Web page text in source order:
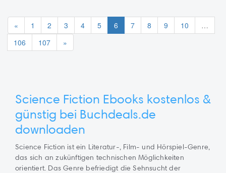
« 1 2 3 4 5 6 7 8 9 10
…
106
107 »
Science Fiction Ebooks kostenlos &
günstig bei Buchdeals.de
downloaden
Science Fiction ist ein Literatur-, Film- und Hörspiel-Genre,
das sich an zukünftigen technischen Möglichkeiten
orientiert. Das Genre befriedigt die Sehnsucht der